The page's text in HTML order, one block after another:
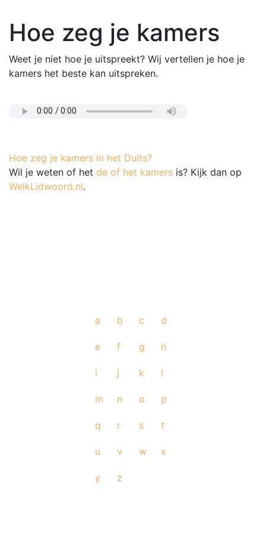
Hoe zeg je kamers
Weet je niet hoe je uitspreekt? Wij vertellen je hoe je
kamers het beste kan uitspreken.
Hoe zeg je kamers in het Duits?
Wil je weten of het de of het kamers is? Kijk dan op
WelkLidwoord.nl.
a b c d
e f g h
i j k l
m n o p
q r s t
u v w x
y z